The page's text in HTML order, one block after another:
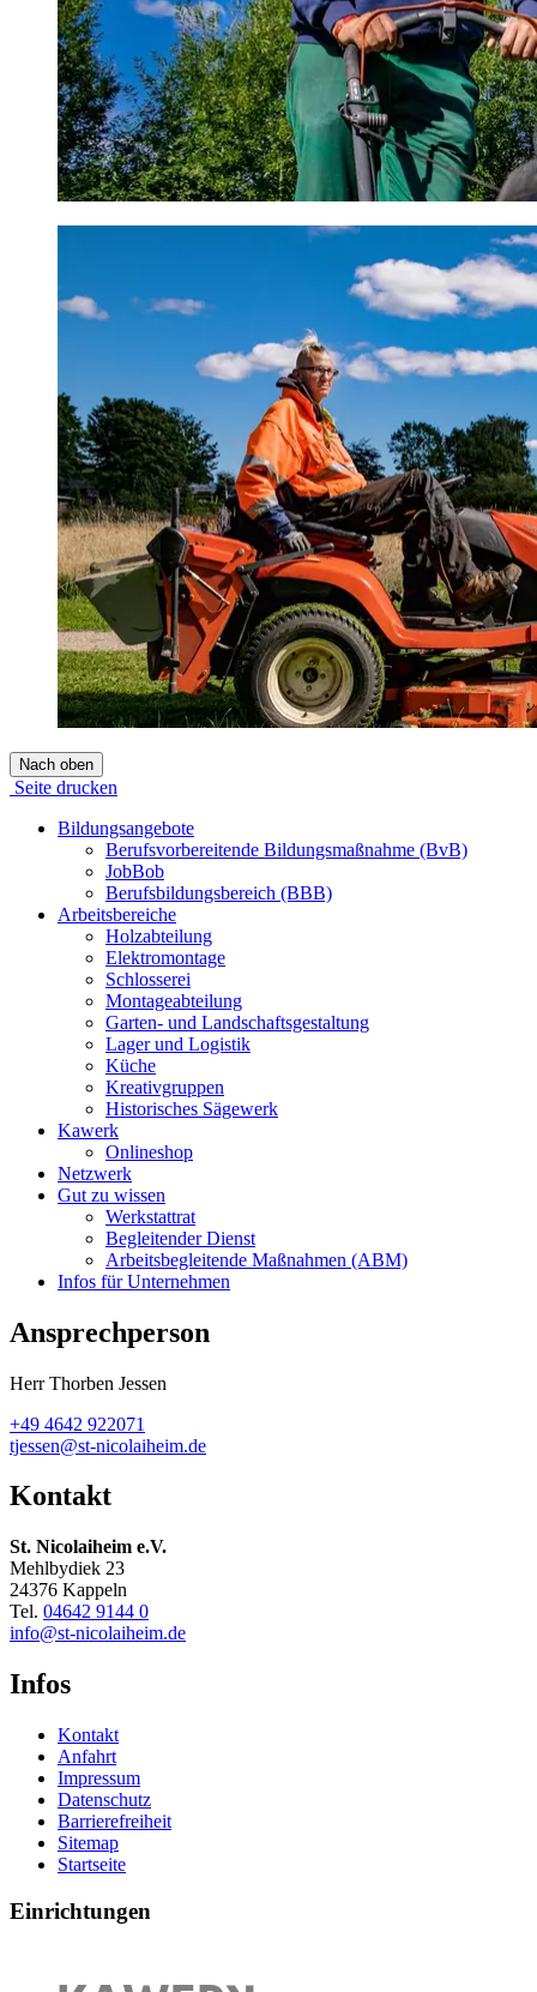
Nach oben
Seite drucken
Bildungsangebote
Berufsvorbereitende Bildungsmaßnahme (BvB)
JobBob
Berufsbildungsbereich (BBB)
Arbeitsbereiche
Holzabteilung
Elektromontage
Schlosserei
Montageabteilung
Garten- und Landschaftsgestaltung
Lager und Logistik
Küche
Kreativgruppen
Historisches Sägewerk
Kawerk
Onlineshop
Netzwerk
Gut zu wissen
Werkstattrat
Begleitender Dienst
Arbeitsbegleitende Maßnahmen (ABM)
Infos für Unternehmen
Ansprechperson
Herr Thorben Jessen
+49 4642 922071
tjessen@st-nicolaiheim.de
Kontakt
St. Nicolaiheim e.V.
Mehlbydiek 23
24376 Kappeln
Tel. 04642 9144 0
info@st-nicolaiheim.de
Infos
Kontakt
Anfahrt
Impressum
Datenschutz
Barrierefreiheit
Sitemap
Startseite
Einrichtungen